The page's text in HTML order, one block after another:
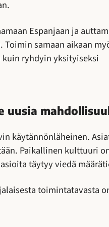
Espanjaan ja
Toimin samaan aikaan
kuin ryhdyin yksityiseksi
uusia
käytännönläheinen.
Paikallinen kulttuuri
täytyy viedä
toimintatavasta